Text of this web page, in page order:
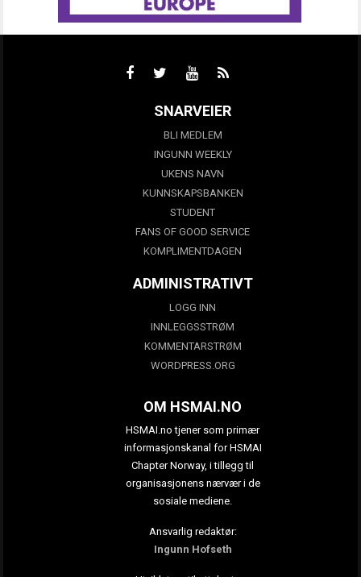
SNARVEIER
BLI MEDLEM
INGUNN WEEKLY
UKENS NAVN
KUNNSKAPSBANKEN
STUDENT
FANS OF GOOD SERVICE
KOMPLIMENTDAGEN
ADMINISTRATIVT
LOGG INN
INNLEGGSSTRØM
KOMMENTARSTRØM
WORDPRESS.ORG
OM HSMAI.NO
HSMAI.no tjener som primær
informasjonskanal for HSMAI
Chapter Norway, i tillegg til
organisasjonens nærvær i de
sosiale mediene.
Ansvarlig redaktør:
Ingunn Hofseth